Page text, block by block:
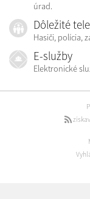
úrad.
Dôležité
Hasiči, polícia,
E-služby
Elektronické